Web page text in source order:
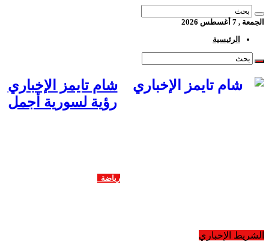
الجمعة , 7 أغسطس 2026
الرئيسية
شام تايمز الإخباري
رؤية لسورية أجمل
رياضة
الشريط الإخباري